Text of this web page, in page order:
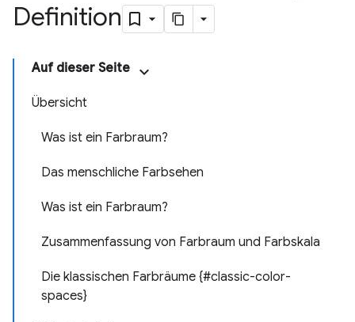
Definition
Auf dieser Seite
Übersicht
Was ist ein Farbraum?
Das menschliche Farbsehen
Was ist ein Farbraum?
Zusammenfassung von Farbraum und Farbskala
Die klassischen Farbräume {#classic-color-
spaces}